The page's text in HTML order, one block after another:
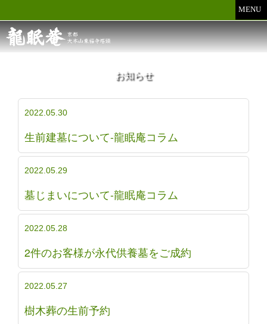
MENU
お知らせ
2022.05.30
生前建墓について-龍眠庵コラム
2022.05.29
墓じまいについて-龍眠庵コラム
2022.05.28
2件のお客様が永代供養墓をご成約
2022.05.27
樹木葬の生前予約